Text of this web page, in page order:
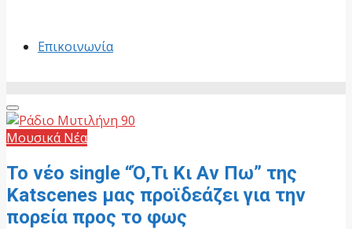
Επικοινωνία
Primary
Menu
Μουσικά Νέα
Το νέο single “Ό,Τι Κι Aν Πω” της
Katscenes μας προϊδεάζει για την
πορεία προς το φως